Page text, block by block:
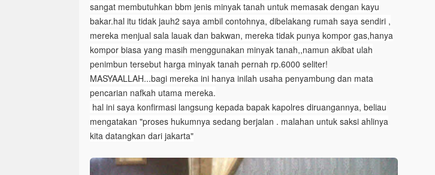
sangat membutuhkan bbm jenis minyak tanah untuk memasak dengan kayu
bakar.hal itu tidak jauh2 saya ambil contohnya, dibelakang rumah saya sendiri ,
mereka menjual sala lauak dan bakwan, mereka tidak punya kompor gas,hanya
kompor biasa yang masih menggunakan minyak tanah,,namun akibat ulah
penimbun tersebut harga minyak tanah pernah rp.6000 seliter!
MASYAALLAH...bagi mereka ini hanya inilah usaha penyambung dan mata
pencarian nafkah utama mereka.
hal ini saya konfirmasi langsung kepada bapak kapolres diruangannya, beliau
mengatakan "proses hukumnya sedang berjalan . malahan untuk saksi ahlinya
kita datangkan dari jakarta"